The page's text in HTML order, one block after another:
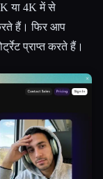
या 4K में से
हैं। फिर आप
प्राप्त करते हैं।